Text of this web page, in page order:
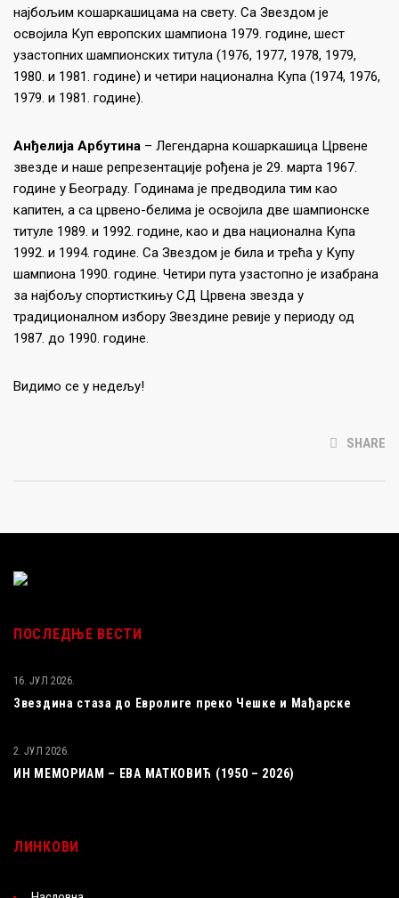
најбољим кошаркашицама на свету. Са Звездом је
освојила Куп европских шампиона 1979. године, шест
узастопних шампионских титула (1976, 1977, 1978, 1979,
1980. и 1981. године) и четири национална Купа (1974, 1976,
1979. и 1981. године).
Анђелија Арбутина – Легендарна кошаркашица Црвене
звезде и наше репрезентације рођена је 29. марта 1967.
године у Београду. Годинама је предводила тим као
капитен, а са црвено-белима је освојила две шампионске
титуле 1989. и 1992. године, као и два национална Купа
1992. и 1994. године. Са Звездом је била и трећа у Купу
шампиона 1990. године. Четири пута узастопно је изабрана
за најбољу спортисткињу СД Црвена звезда у
традиционалном избору Звездине ревије у периоду од
1987. до 1990. године.
Видимо се у недељу!
SHARE
ПОСЛЕДЊЕ ВЕСТИ
Звездина стаза до Евролиге преко Чешке и Мађарске
16. ЈУЛ 2026.
ИН МЕМОРИАМ – ЕВА МАТКОВИЋ (1950 – 2026)
2. ЈУЛ 2026.
ЛИНКОВИ